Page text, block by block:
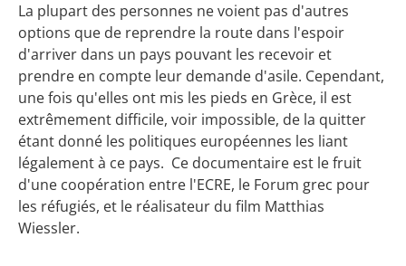
La plupart des personnes ne voient pas d'autres
options que de reprendre la route dans l'espoir
d'arriver dans un pays pouvant les recevoir et
prendre en compte leur demande d'asile. Cependant,
une fois qu'elles ont mis les pieds en Grèce, il est
extrêmement difficile, voir impossible, de la quitter
étant donné les politiques européennes les liant
légalement à ce pays. Ce documentaire est le fruit
d'une coopération entre l'ECRE, le Forum grec pour
les réfugiés, et le réalisateur du film Matthias
Wiessler.